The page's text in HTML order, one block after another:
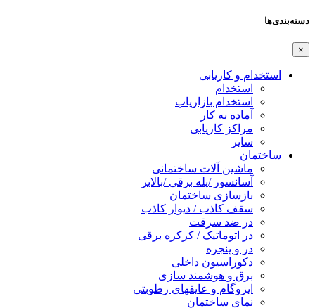
دسته‌بندی‌ها
×
استخدام و کاریابی
استخدام
استخدام بازاریاب
آماده به کار
مراکز کاریابی
سایر
ساختمان
ماشین آلات ساختمانی
آسانسور /پله برقی /بالابر
بازسازی ساختمان
سقف کاذب / دیوار کاذب
در ضد سرقت
در اتوماتیک / کرکره برقی
در و پنجره
دکوراسیون داخلی
برق و هوشمند سازی
ایزوگام و عایقهای رطوبتی
نمای ساختمان